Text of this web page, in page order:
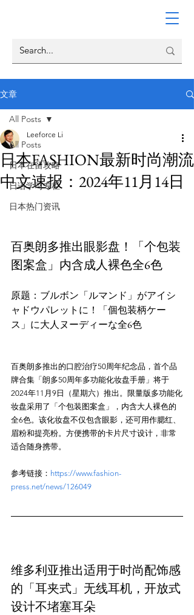
文章
All Posts
日本在留攻略
日语学习专栏
日本热门资讯
All Posts
日本FASHION最新时尚潮流
中文速报：2024年11月14日
Leeforce Li
百奥朗多推出眼影盘！「个包装
图案盒」内含成人裸色全6色
原题：ブルボン「ルマンド」がアイシ
ャドウパレットに！「個包装柄ケー
百奥朗多推出的口腔治疗50周年纪念品，首个品
牌合集「朗多50周年多功能化妆盘手册」将于
2024年11月9日（星期六）推出。限量版多功能化
妆盘采用了「个包装图案盒」，内含大人裸色的
全6色。该化妆盘不仅包含眼影，还可用作腮红、
眉粉和提亮粉。方便携带的卡片尺寸设计，非常
参考链接： https://www.fashion-
press.net/news/126049
维多利亚推出适用于时尚配饰感
的「耳夹式」无线耳机，开放式
设计不堵塞耳朵